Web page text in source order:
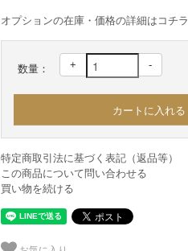
オプションの在庫・価格の詳細はコチラ
数量： + -
特定商取引法に基づく表記（返品等）
この商品について問い合わせる
買い物を続ける